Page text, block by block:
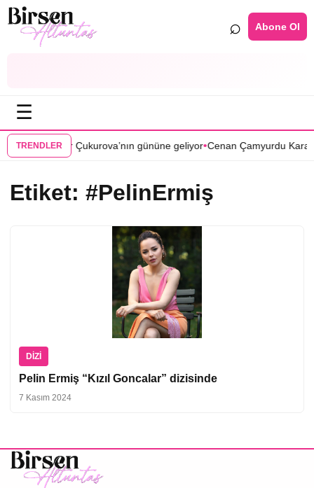
⌕ Abone Ol
☰
TRENDLER
Bir Zamanlar Çukurova’nın gününe geliyor•Cenan Çamyurdu
Etiket: #PelinErmiş
DIZI
Pelin Ermiş “Kızıl Goncalar” dizisinde
7 Kasım 2024